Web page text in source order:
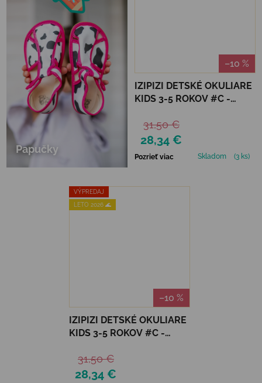
Papučky
–10 %
IZIPIZI DETSKÉ OKULIARE
KIDS 3-5 ROKOV #C -
28,34 €
31,50 €
Pozrieť viac Skladom (3 ks)
VÝPREDAJ
LETO 2026 🌊
–10 %
IZIPIZI DETSKÉ OKULIARE
KIDS 3-5 ROKOV #C -
28,34 €
31,50 €